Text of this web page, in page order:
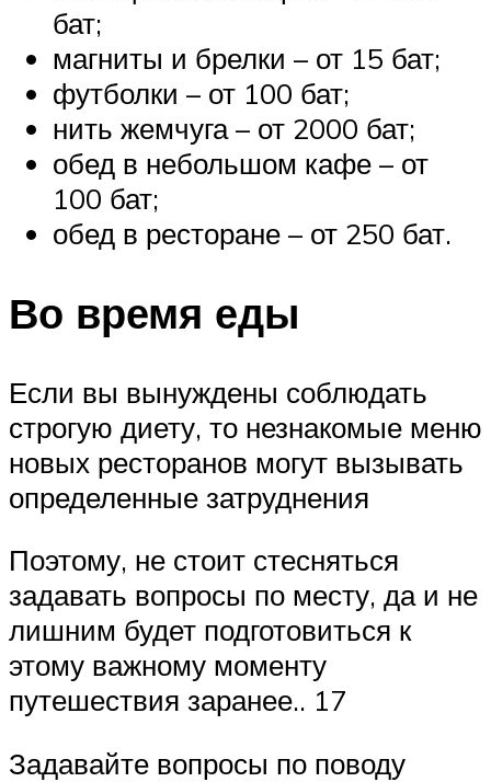
бат;
магниты и брелки – от 15 бат;
футболки – от 100 бат;
нить жемчуга – от 2000 бат;
обед в небольшом кафе – от
100 бат;
обед в ресторане – от 250 бат.
Во время еды
Если вы вынуждены соблюдать
строгую диету, то незнакомые меню
новых ресторанов могут вызывать
определенные затруднения
Поэтому, не стоит стесняться
задавать вопросы по месту, да и не
лишним будет подготовиться к
этому важному моменту
путешествия заранее.. 17
Задавайте вопросы по поводу